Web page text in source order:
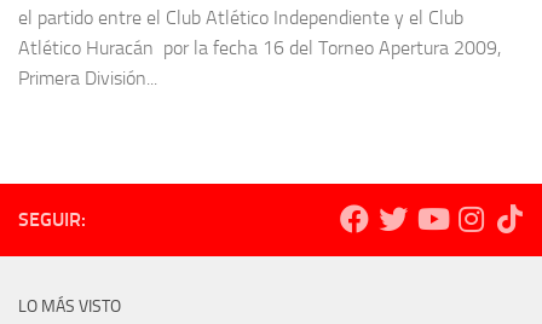
el partido entre el Club Atlético Independiente y el Club
Atlético Huracán por la fecha 16 del Torneo Apertura 2009,
Primera División...
SEGUIR:
LO MÁS VISTO